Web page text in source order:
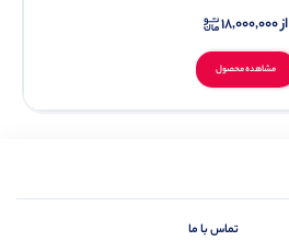
مشاهده محصول
از18,000,000
تماس با ما